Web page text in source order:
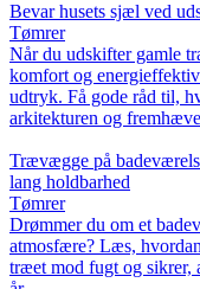
Bevar husets sjæl ved
Tømrer
Når du udskifter gamle
komfort og
udtryk. Få gode råd til,
arkitekturen og
Trævægge på
lang holdbarhed
Tømrer
Drømmer du om et
atmosfære? Læs,
træet mod fugt og sikrer,